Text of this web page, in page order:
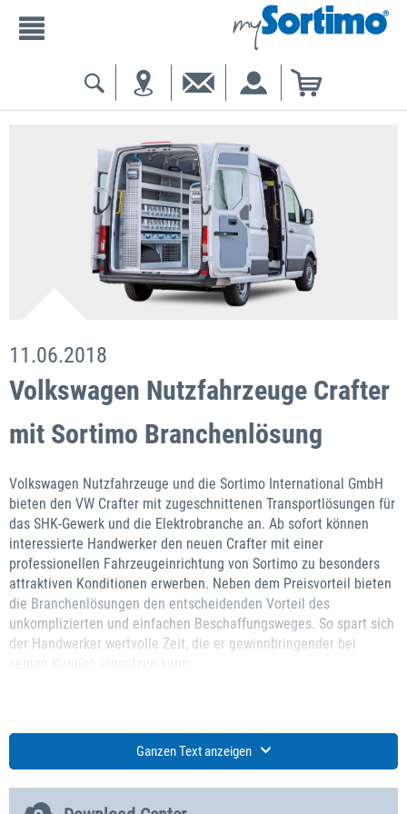
11.06.2018
Volkswagen Nutzfahrzeuge Crafter
mit Sortimo Branchenlösung
Volkswagen Nutzfahrzeuge und die Sortimo International GmbH
bieten den VW Crafter mit zugeschnittenen Transportlösungen für
das SHK-Gewerk und die Elektrobranche an. Ab sofort können
interessierte Handwerker den neuen Crafter mit einer
professionellen Fahrzeugeinrichtung von Sortimo zu besonders
attraktiven Konditionen erwerben. Neben dem Preisvorteil bieten
die Branchenlösungen den entscheidenden Vorteil des
unkomplizierten und einfachen Beschaffungsweges. So spart sich
der Handwerker wertvolle Zeit, die er gewinnbringender bei
seinen Kunden einsetzen kann.
unterschiedliche Branchenpakete entworfen, welche speziell auf
die gewerkspezifischen Anforderungen der SHK- und
Ausführung bildet hierzu der neue Volkswagen Crafter, welcher
Ganzen Text anzeigen